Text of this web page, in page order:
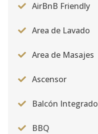
AirBnB Friendly
Area de Lavado
Area de Masajes
Ascensor
Balcón Integrado
BBQ